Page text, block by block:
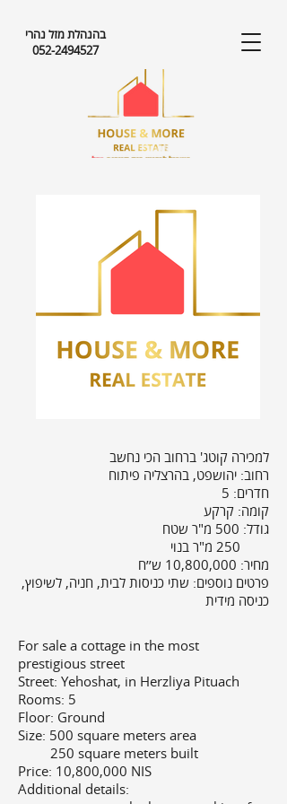
בהנהלת מזל נהרי
052-2494527
למכירה קוטג' ברחוב הכי נחשב
רחוב: יהושפט, בהרצליה פיתוח
חדרים: 5
קומה: קרקע
גודל: 500 מ"ר שטח
מחיר: 10,800,000 ש׳׳ח
פרטים נוספים: שתי כניסות לבית, חניה, לשיפוץ,
כניסה מידית
For sale a cottage in the most
prestigious street
Street: Yehoshat, in Herzliya Pituach
Rooms: 5
Floor: Ground
Size: 500 square meters area
250 square meters built
Price: 10,800,000 NIS
Additional details: